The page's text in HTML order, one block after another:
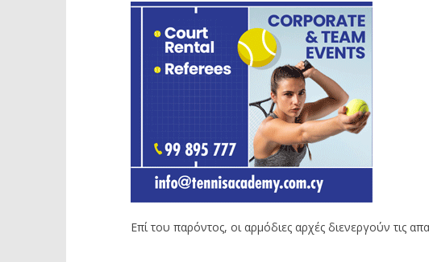
Επί του παρόντος, οι αρμόδιες αρχές διενεργούν τις